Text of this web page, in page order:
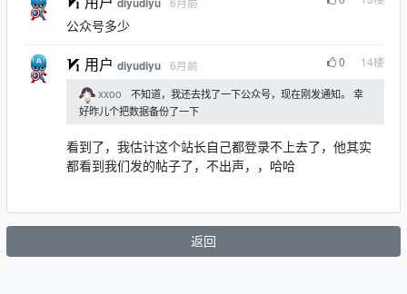
diyudiyu
公众号多少
用户diyudiyu 6月前 0 14楼
xxoo
不知道，我还去找了一下公众号，现在刚发通知。 幸
好昨儿个把数据备份了一下
看到了，我估计这个站长自己都登录不上去了，他其实
都看到我们发的帖子了，不出声，，哈哈
返回